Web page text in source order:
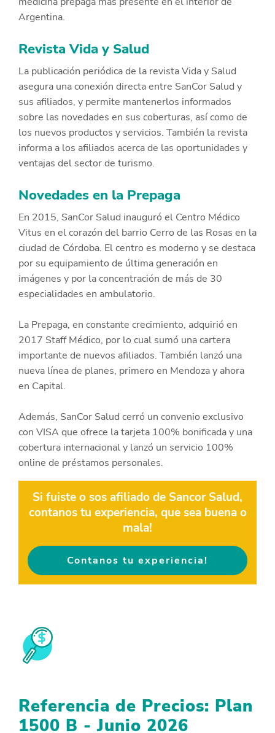
Argentina.
Revista Vida y Salud
La publicación periódica de la revista Vida y Salud
asegura una conexión directa entre SanCor Salud y
sus afiliados, y permite mantenerlos informados
sobre las novedades en sus coberturas, así como de
los nuevos productos y servicios. También la revista
informa a los afiliados acerca de las oportunidades y
ventajas del sector de turismo.
Novedades en la Prepaga
En 2015, SanCor Salud inauguró el Centro Médico
Vitus en el corazón del barrio Cerro de las Rosas en la
ciudad de Córdoba. El centro es moderno y se destaca
por su equipamiento de última generación en
imágenes y por la concentración de más de 30
especialidades en ambulatorio.
La Prepaga, en constante crecimiento, adquirió en
2017 Staff Médico, por lo cual sumó una cartera
importante de nuevos afiliados. También lanzó una
nueva línea de planes, primero en Mendoza y ahora
en Capital.
Además, SanCor Salud cerró un convenio exclusivo
con VISA que ofrece la tarjeta 100% bonificada y una
cobertura internacional y lanzó un servicio 100%
online de préstamos personales.
Si fuiste o sos afiliado de Sancor Salud,
contanos tu experiencia, que sea buena o
mala!
Contanos tu experiencia!
Referencia de Precios: Plan
1500 B - Junio 2026